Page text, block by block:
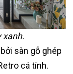
xanh.
sàn gỗ ghép
cá tính.